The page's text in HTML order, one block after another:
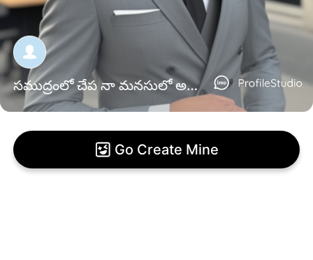
సముద్రంలో చేప నా మనసులో అమ్మాయి
Go Create Mine